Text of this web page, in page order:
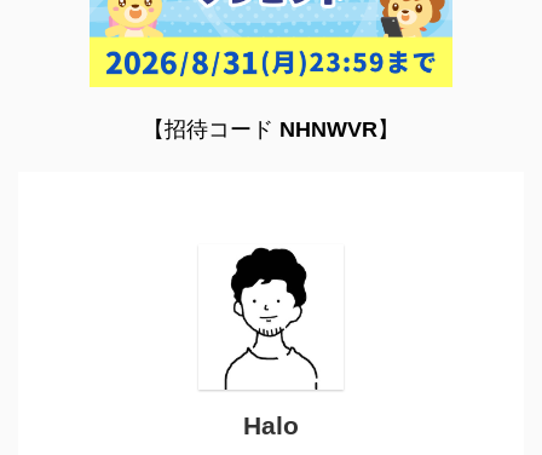
【招待コード NHNWVR】
Halo